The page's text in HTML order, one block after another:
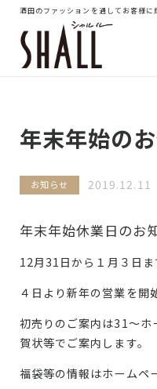
酒田のファッションを通してお客様に
年末年始の
お知らせ 2019.12.11
年末年始休業日のお
12月31日から１月３日
４日より新年の営業を開
初売りのご案内は31～ホ
賀状等でご案内します。
福袋等の情報はホームペ